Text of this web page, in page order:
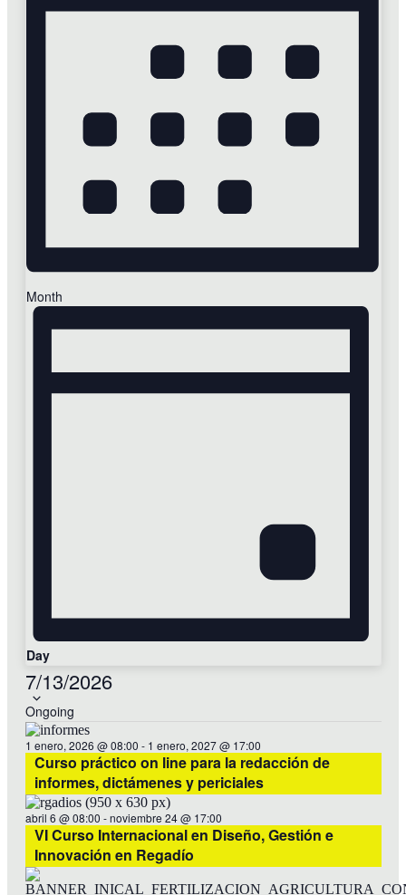
Month
Day
7/13/2026date.
Ongoing
1 enero, 2026 @ 08:00 - 1 enero, 2027 @ 17:00
Curso práctico on line para la redacción de
informes, dictámenes y periciales
abril 6 @ 08:00 -noviembre 24 @ 17:00
VI Curso Internacional en Diseño, Gestión e
Innovación en Regadío